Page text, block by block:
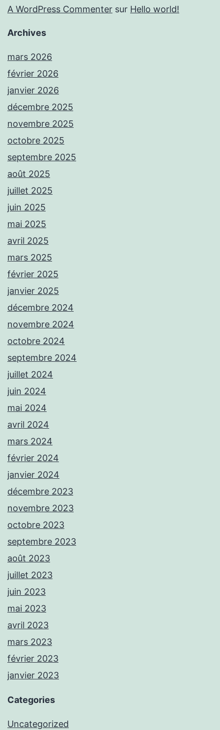
A WordPress Commenter sur Hello world!
Archives
mars 2026
février 2026
janvier 2026
décembre 2025
novembre 2025
octobre 2025
septembre 2025
août 2025
juillet 2025
juin 2025
mai 2025
avril 2025
mars 2025
février 2025
janvier 2025
décembre 2024
novembre 2024
octobre 2024
septembre 2024
juillet 2024
juin 2024
mai 2024
avril 2024
mars 2024
février 2024
janvier 2024
décembre 2023
novembre 2023
octobre 2023
septembre 2023
août 2023
juillet 2023
juin 2023
mai 2023
avril 2023
mars 2023
février 2023
janvier 2023
Categories
Uncategorized